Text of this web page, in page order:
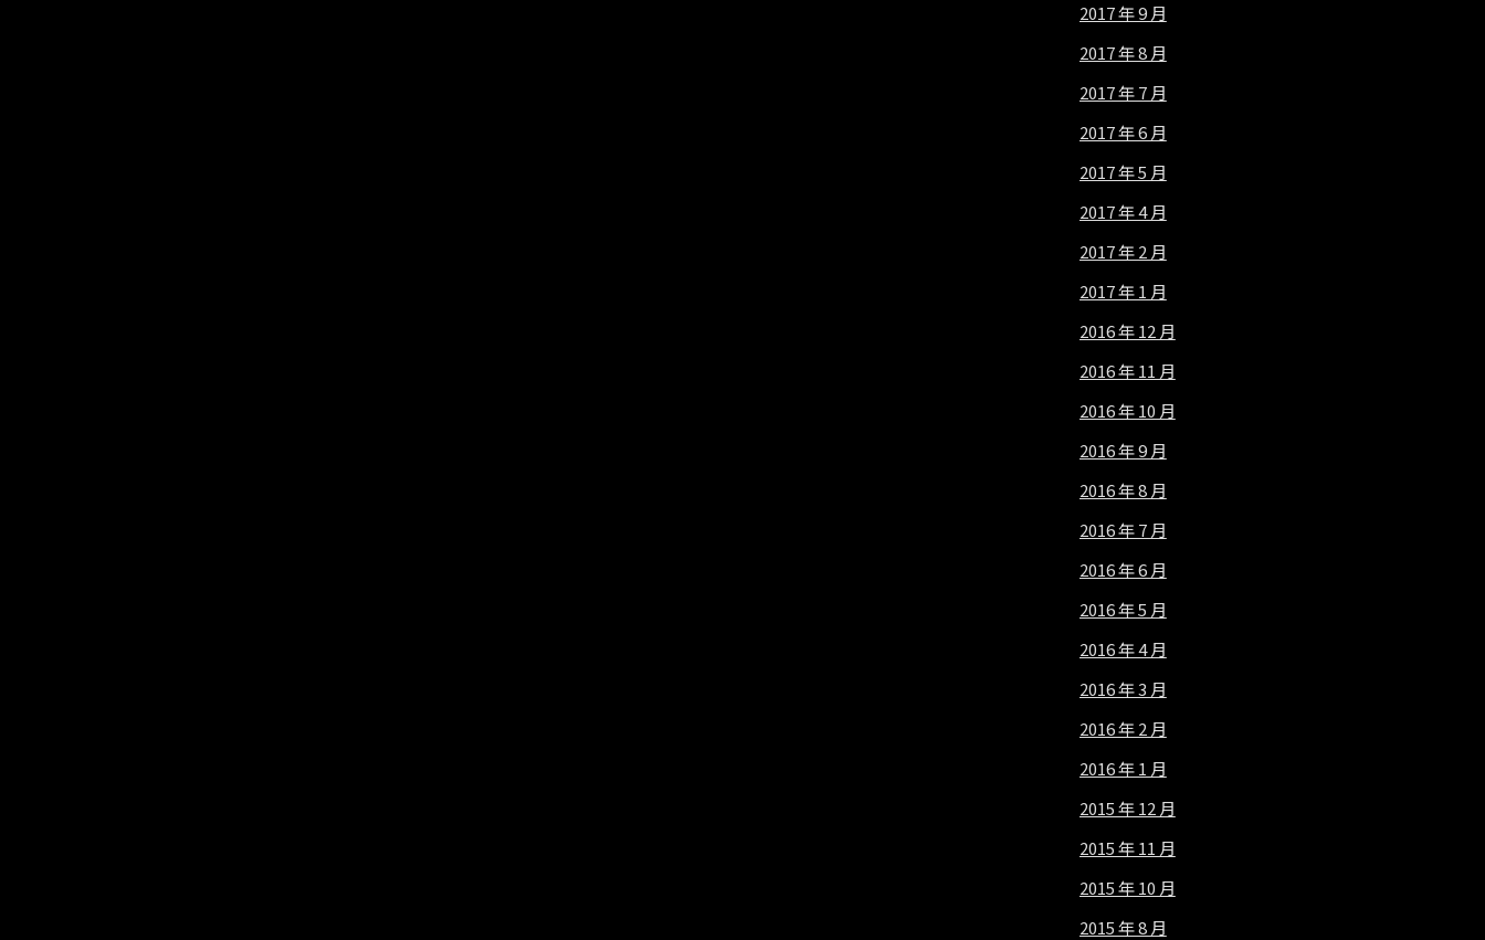
2017 年 9 月
2017 年 8 月
2017 年 7 月
2017 年 6 月
2017 年 5 月
2017 年 4 月
2017 年 2 月
2017 年 1 月
2016 年 12 月
2016 年 11 月
2016 年 10 月
2016 年 9 月
2016 年 8 月
2016 年 7 月
2016 年 6 月
2016 年 5 月
2016 年 4 月
2016 年 3 月
2016 年 2 月
2016 年 1 月
2015 年 12 月
2015 年 11 月
2015 年 10 月
2015 年 8 月